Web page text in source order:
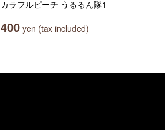
カラフルピーチ うるるん隊1
400 yen (tax included)